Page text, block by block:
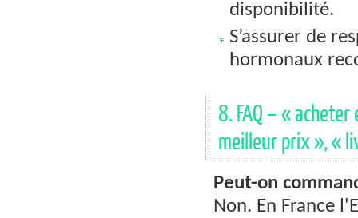
disponibilité.
S’assurer de
hormonaux
8. FAQ – «
meilleur prix », «
Peut-on
Non. En France